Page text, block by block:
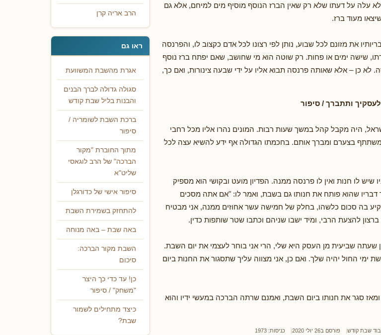
ולא עלה על דעתו שלא רק שאין הברז הנוסף מוסיף מים למיחם, אלא גם
מעוד ברז.
את מזונם לכל שבוע, נותן לפי רצונו לכל אדם כקצוב לו, והפרנסה
שישה ימים או פחות. רק שוטה הוא מי שחושב, שאם יפתח ברז נוסף
לא כן – אלא שאותה פרנסה תבוא אליו על ידי שבעה צינורות, ואם כך,
ותתברך / סיפור
היה מקבל קהל במשך שעות רבות. המונים נהרו אליו מכל רחבי
משתתף בצערם ומברך אותם. בחכמתו הגדולה אף ידע להשיא עצה לכל
לו חנות ואין לו פרנסה ממנה. הפדיון מועט ובקושי הוא מספיק
דבריו שהוא פותח את חנותו גם בשבת, ואמר לו: "אם אתה מסכים
בה סכום כלשהו, בחלק של חמישה עשר אחוזים ממנה, אני מבטיח
להצעת הרבי, ומיד ישבו שניהם וכתבו שטר שותפות כדין.
שעתה שביעית מן העסק היא שלי, הרי אני בוחר לעצמי את יום השבת.
ימי החול יהיה שלך. ואם כן, אני מצווה עליך שתסגור את החנות ביום
סגר את חנותו ביום השבת, ואמנם שרתה הברכה במעשי ידיו והוא
שבת קודש פורסם ב26 יולי 2020 כניסות: 1973
הרב אריה קרן
ראו גם
אגרת מהשבת המשוועת
סגולה גדולה לברך הבנים
והבנות בליל שבת קודש
ברכת השבת לשומריה /
סיפור
מתוך החוברת "מקור
הברכה" של הרב לוגאסי
שליט"א
סיפור אישי של כדורגלן
להתחזק בשמירת השבת
באה שבת – באה מנוחה
השבת מקור הברכה:
סיכום
כן! עד כדי כך היצר
"משחק" / סיפור
כיצד מתחילים לשמור
שבת?